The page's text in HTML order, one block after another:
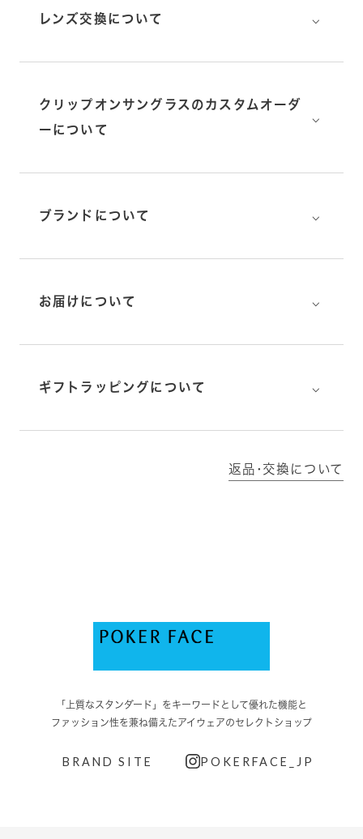
レンズ交換について ⌵
クリップオンサングラスのカスタムオーダ
ーについて
⌵
ブランドについて ⌵
お届けについて ⌵
ギフトラッピングについて ⌵
返品･交換について
「上質なスタンダード」をキーワードとして優れた機能と
ファッション性を兼ね備えたアイウェアのセレクトショップ
BRAND SITE POKERFACE_JP